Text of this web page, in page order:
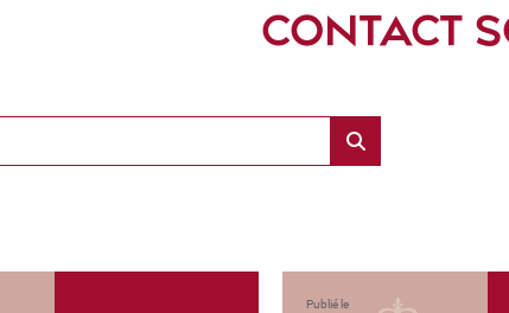
CONTACT
Publié le